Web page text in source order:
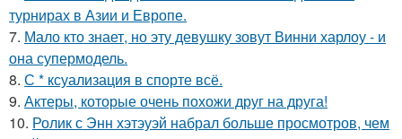
турнирах в Азии и Европе.
7. Мало кто знает, но эту девушку зовут Винни харлоу - и
она супермодель.
8. С * ксуализация в спорте всё.
9. Актеры, которые очень похожи друг на друга!
10. Ролик с Энн хэтэуэй набрал больше просмотров, чем